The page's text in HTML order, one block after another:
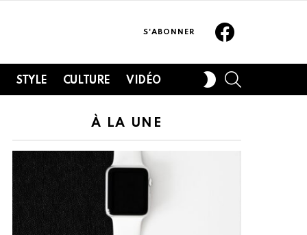
S'ABONNER
STYLE CULTURE VIDÉO
SWITCH
SKIN
À LA UNE